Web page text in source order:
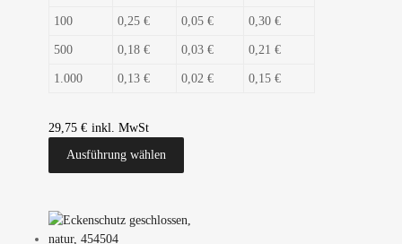
100 0,25 € 0,05 € 0,30 €
500 0,18 € 0,03 € 0,21 €
1.000 0,13 € 0,02 € 0,15 €
29,75 €
Ausführung wählen